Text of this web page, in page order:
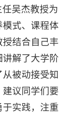
吴杰教授为
模式、课程体
结合自己丰
解了大学阶
被动接受知
议同学们要
实践，注重